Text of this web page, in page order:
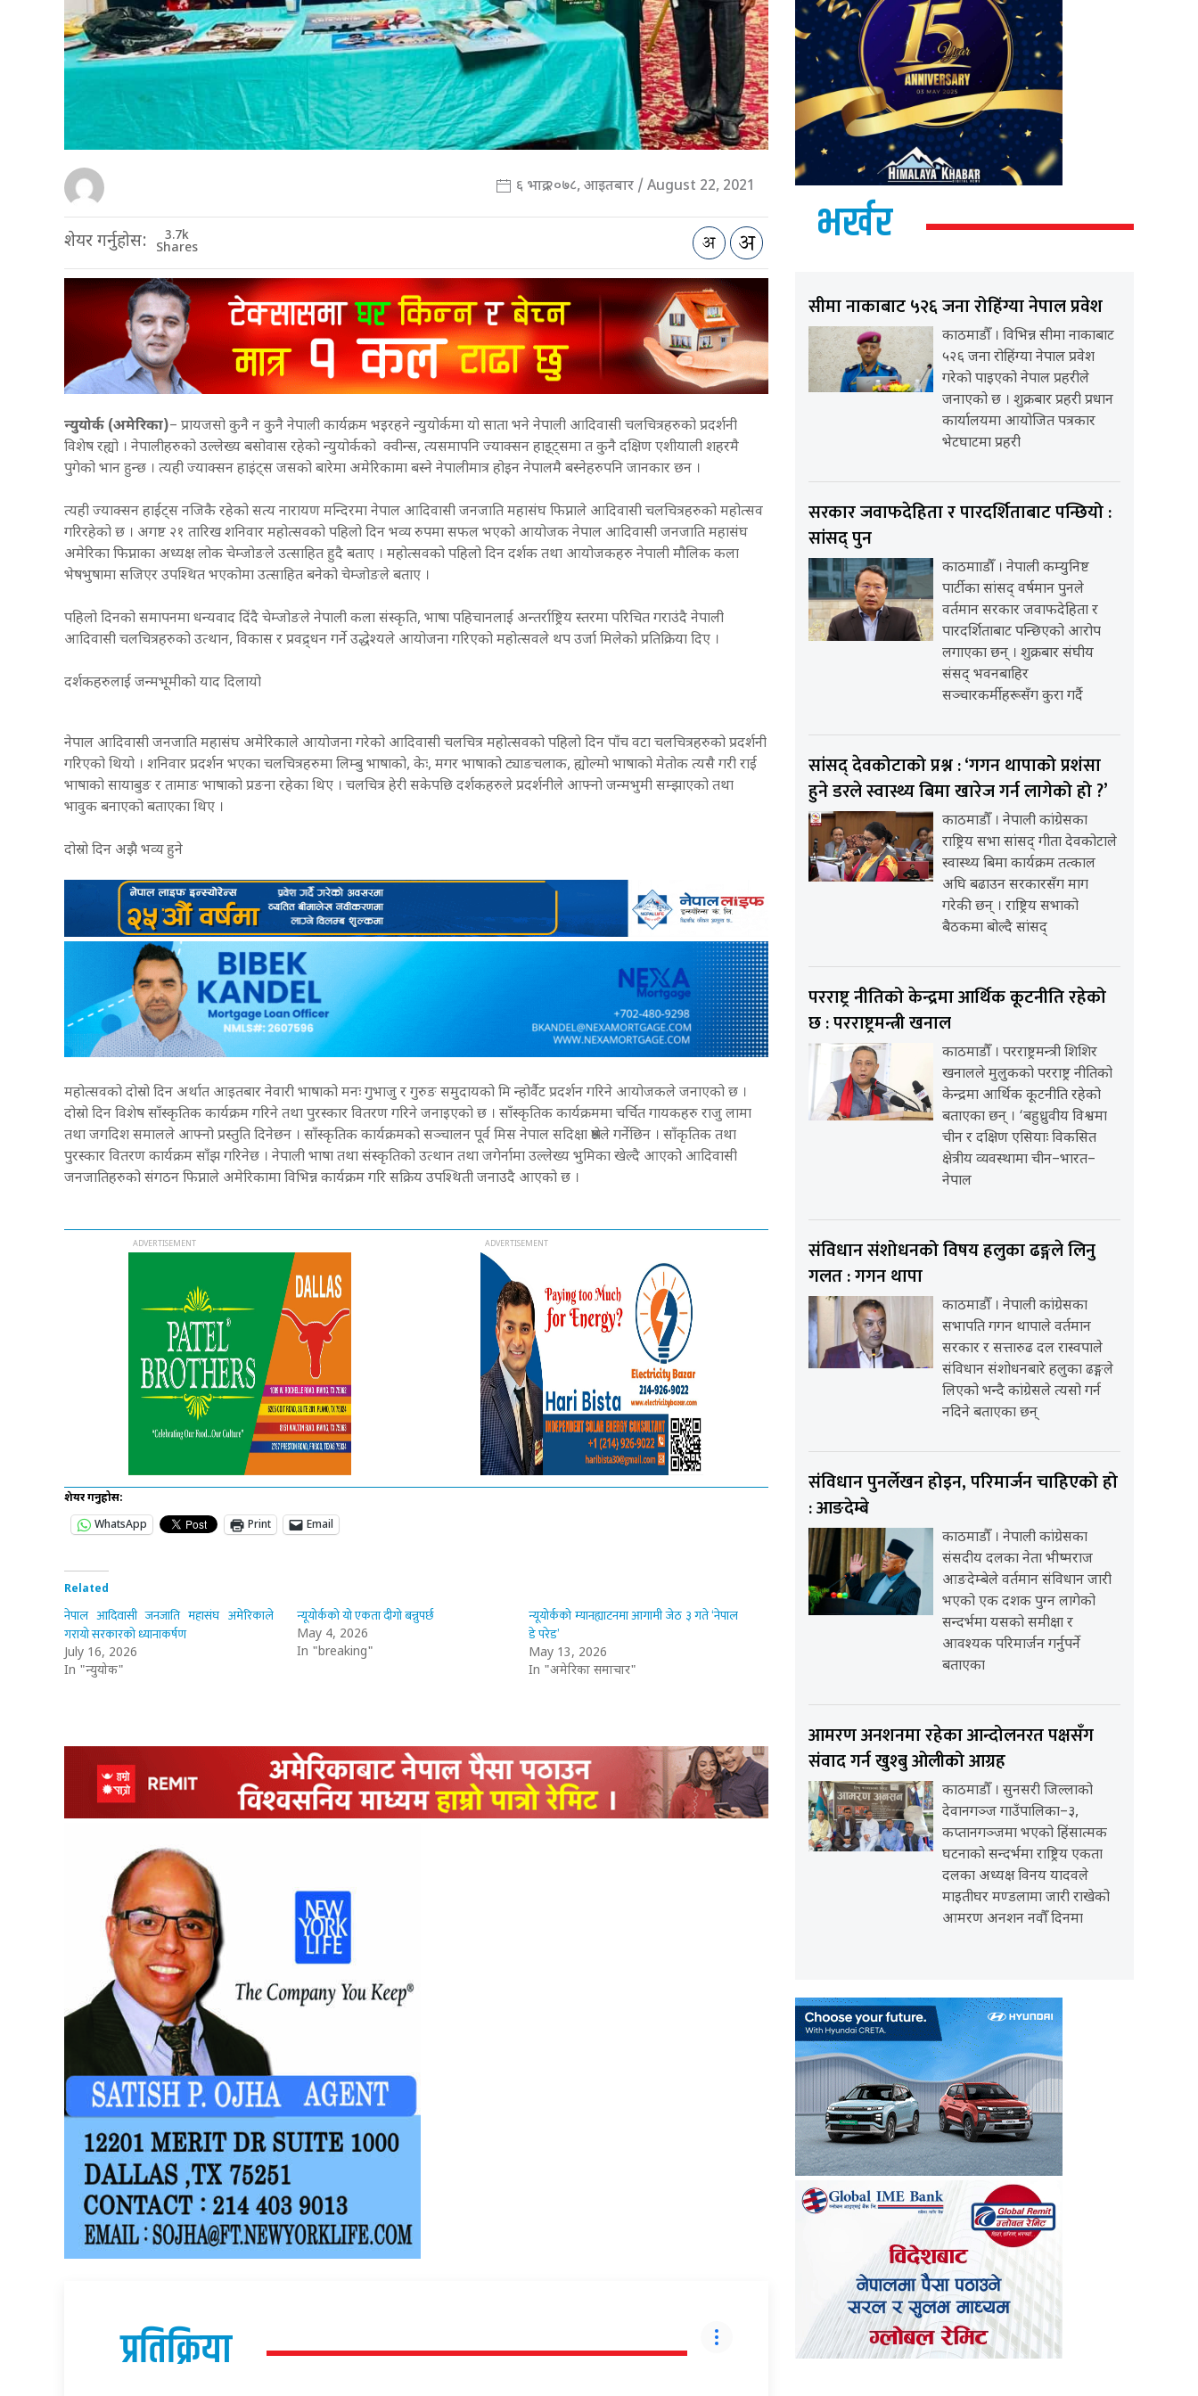
६ भाद्र २०७८, आइतबार / August 22, 2021
शेयर गर्नुहोस: 3.7k
Shares
न्युयोर्क (अमेरिका)– प्रायजसो कुनै न कुनै नेपाली कार्यक्रम भइरहने न्युयोर्कमा यो साता भने नेपाली आदिवासी चलचित्रहरुको प्रदर्शनी
विशेष रह्यो । नेपालीहरुको उल्लेख्य बसोवास रहेको न्युयोर्कको क्वीन्स, त्यसमापनि ज्याक्सन हाइ्ट्समा त कुनै दक्षिण एशीयाली शहरमै
पुगेको भान हुन्छ । त्यही ज्याक्सन हाइंट्स जसको बारेमा अमेरिकामा बस्ने नेपालीमात्र होइन नेपालमै बस्नेहरुपनि जानकार छन ।
त्यही ज्याक्सन हाईट्स नजिकै रहेको सत्य नारायण मन्दिरमा नेपाल आदिवासी जनजाति महासंघ फिप्नाले आदिवासी चलचित्रहरुको महोत्सव
गरिरहेको छ । अगष्ट २१ तारिख शनिवार महोत्सवको पहिलो दिन भव्य रुपमा सफल भएको आयोजक नेपाल आदिवासी जनजाति महासंघ
अमेरिका फिप्नाका अध्यक्ष लोक चेम्जोङले उत्साहित हुदै बताए । महोत्सवको पहिलो दिन दर्शक तथा आयोजकहरु नेपाली मौलिक कला
भेषभुषामा सजिएर उपश्थित भएकोमा उत्साहित बनेको चेम्जोङले बताए ।
पहिलो दिनको समापनमा धन्यवाद दिंदै चेम्जोङले नेपाली कला संस्कृति, भाषा पहिचानलाई अन्तर्राष्ट्रिय स्तरमा परिचित गराउंदै नेपाली
आदिवासी चलचित्रहरुको उत्थान, विकास र प्रवद्र्धन गर्ने उद्धेश्यले आयोजना गरिएको महोत्सवले थप उर्जा मिलेको प्रतिक्रिया दिए ।
दर्शकहरुलाई जन्मभूमीको याद दिलायो
नेपाल आदिवासी जनजाति महासंघ अमेरिकाले आयोजना गरेको आदिवासी चलचित्र महोत्सवको पहिलो दिन पाँच वटा चलचित्रहरुको प्रदर्शनी
गरिएको थियो । शनिवार प्रदर्शन भएका चलचित्रहरुमा लिम्बु भाषाको, केः, मगर भाषाको ट्याङचलाक, ह्योल्मो भाषाको मेतोक त्यसै गरी राई
भाषाको सायाबुङ र तामाङ भाषाको प्रङना रहेका थिए । चलचित्र हेरी सकेपछि दर्शकहरुले प्रदर्शनीले आफ्नो जन्मभुमी सम्झाएको तथा
भावुक बनाएको बताएका थिए ।
दोस्रो दिन अझै भव्य हुने
महोत्सवको दोस्रो दिन अर्थात आइतबार नेवारी भाषाको मनः गुभाजु र गुरुङ समुदायको मि न्होर्वैट प्रदर्शन गरिने आयोजकले जनाएको छ ।
दोस्रो दिन विशेष साँस्कृतिक कार्यक्रम गरिने तथा पुरस्कार वितरण गरिने जनाइएको छ । साँस्कृतिक कार्यक्रममा चर्चित गायकहरु राजु लामा
तथा जगदिश समालले आफ्नो प्रस्तुति दिनेछन । साँस्कृतिक कार्यक्रमको सञ्चालन पूर्व मिस नेपाल सदिक्षा श्रेष्ठले गर्नेछिन । साँकृतिक तथा
पुरस्कार वितरण कार्यक्रम साँझ गरिनेछ । नेपाली भाषा तथा संस्कृतिको उत्थान तथा जगेर्नामा उल्लेख्य भुमिका खेल्दै आएको आदिवासी
जनजातिहरुको संगठन फिप्नाले अमेरिकामा विभिन्न कार्यक्रम गरि सक्रिय उपश्थिती जनाउदै आएको छ ।
शेयर गर्नुहोस:
WhatsApp
Print Email
Related
नेपाल आदिवासी जनजाति महासंघ अमेरिकाले
गरायो सरकारको ध्यानाकर्षण
July 16, 2026
In "न्युयोर्क"
न्यूयोर्कको यो एकता दीगो बन्नुपर्छ
May 4, 2026
In "breaking"
न्यूयोर्कको म्यानह्याटनमा आगामी जेठ ३ गते ‘नेपाल
डे परेड’
May 13, 2026
In "अमेरिका समाचार"
प्रतिक्रिया
भर्खर
सीमा नाकाबाट ५२६ जना रोहिंग्या नेपाल प्रवेश
काठमाडौँ । विभिन्न सीमा नाकाबाट
५२६ जना रोहिंग्या नेपाल प्रवेश
गरेको पाइएको नेपाल प्रहरीले
जनाएको छ । शुक्रबार प्रहरी प्रधान
कार्यालयमा आयोजित पत्रकार
भेटघाटमा प्रहरी
सरकार जवाफदेहिता र पारदर्शिताबाट पन्छियो :
सांसद् पुन
काठमााडौँ । नेपाली कम्युनिष्ट
पार्टीका सांसद् वर्षमान पुनले
वर्तमान सरकार जवाफदेहिता र
पारदर्शिताबाट पन्छिएको आरोप
लगाएका छन् । शुक्रबार संघीय
संसद् भवनबाहिर
सञ्चारकर्मीहरूसँग कुरा गर्दै
सांसद् देवकोटाको प्रश्न : ‘गगन थापाको प्रशंसा
हुने डरले स्वास्थ्य बिमा खारेज गर्न लागेको हो ?’
काठमाडौँ । नेपाली कांग्रेसका
राष्ट्रिय सभा सांसद् गीता देवकोटाले
स्वास्थ्य बिमा कार्यक्रम तत्काल
अघि बढाउन सरकारसँग माग
गरेकी छन् । राष्ट्रिय सभाको
बैठकमा बोल्दै सांसद्
परराष्ट्र नीतिको केन्द्रमा आर्थिक कूटनीति रहेको
छ : परराष्ट्रमन्त्री खनाल
काठमाडौँ । परराष्ट्रमन्त्री शिशिर
खनालले मुलुकको परराष्ट्र नीतिको
केन्द्रमा आर्थिक कूटनीति रहेको
बताएका छन् । ‘बहुध्रुवीय विश्वमा
चीन र दक्षिण एसियाः विकसित
क्षेत्रीय व्यवस्थामा चीन–भारत–
नेपाल
संविधान संशोधनको विषय हलुका ढङ्गले लिनु
गलत : गगन थापा
काठमाडौँ । नेपाली कांग्रेसका
सभापति गगन थापाले वर्तमान
सरकार र सत्तारुढ दल रास्वपाले
संविधान संशोधनबारे हलुका ढङ्गले
लिएको भन्दै कांग्रेसले त्यसो गर्न
नदिने बताएका छन्
संविधान पुनर्लेखन होइन, परिमार्जन चाहिएको हो
: आङदेम्बे
काठमाडौँ । नेपाली कांग्रेसका
संसदीय दलका नेता भीष्मराज
आङदेम्बेले वर्तमान संविधान जारी
भएको एक दशक पुग्न लागेको
सन्दर्भमा यसको समीक्षा र
आवश्यक परिमार्जन गर्नुपर्ने
बताएका
आमरण अनशनमा रहेका आन्दोलनरत पक्षसँग
संवाद गर्न खुश्बु ओलीको आग्रह
काठमाडौँ । सुनसरी जिल्लाको
देवानगञ्ज गाउँपालिका–३,
कप्तानगञ्जमा भएको हिंसात्मक
घटनाको सन्दर्भमा राष्ट्रिय एकता
दलका अध्यक्ष विनय यादवले
माइतीघर मण्डलामा जारी राखेको
आमरण अनशन नवौँ दिनमा